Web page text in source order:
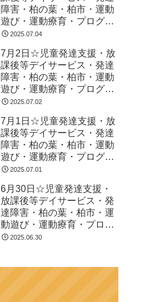
障害・柏の葉・柏市・運動
遊び・運動療育・プログラ
ム・楽しい療育
2025.07.04
7月2日☆児童発達支援・放
課後等デイサービス・発達
障害・柏の葉・柏市・運動
遊び・運動療育・プログラ
ム・楽しい療育
2025.07.02
7月1日☆児童発達支援・放
課後等デイサービス・発達
障害・柏の葉・柏市・運動
遊び・運動療育・プログラ
ム・楽しい療育
2025.07.01
6月30日☆児童発達支援・
放課後等デイサービス・発
達障害・柏の葉・柏市・運
動遊び・運動療育・プログ
ラム・楽しい療育
2025.06.30